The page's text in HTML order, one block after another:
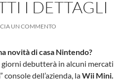
I DETTAGLI
UN COMMENTO
novità di casa Nintendo?
debutterà in alcuni mercati
console dell’azienda, laWii Mini.